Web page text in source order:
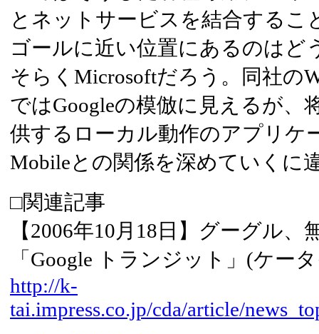
とネットサービスを結合するこ
ゴールに近い位置にあるのはど
そらくMicrosoftだろう。同社の
ではGoogleの模倣に見えるが、
供するローカル動作のアプリケ
Mobileとの関係を深めていくに
□関連記事
【2006年10月18日】グーグル
「Google トランジット」(ケー
http://k-
tai.impress.co.jp/cda/article/